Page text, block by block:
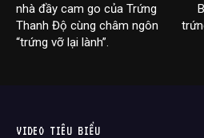
nhà đầy cam go của Trứng
Thanh Độ cùng châm ngôn
“trứng vỡ lại lành”.
VIDEO TIÊU BIỂU